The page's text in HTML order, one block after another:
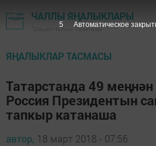
ЧАЛЛЫ ЯҢАЛЫКЛАРЫ
"Шәһри Чаллы" газетасы
ЯҢАЛЫКЛАР ТАСМАСЫ
Татарстанда 49
Россия Президентын
тапкыр катанаша
автор, 18 март 2018 - 07:56
4 Автоматическое